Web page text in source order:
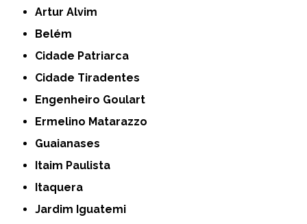
Artur Alvim
Belém
Cidade Patriarca
Cidade Tiradentes
Engenheiro Goulart
Ermelino Matarazzo
Guaianases
Itaim Paulista
Itaquera
Jardim Iguatemi